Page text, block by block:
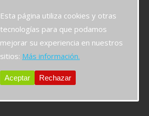
Esta página utiliza cookies y otras
tecnologías para que podamos
mejorar su experiencia en nuestros
sitios: Más información.
Aceptar Rechazar